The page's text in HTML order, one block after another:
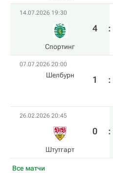
Все матчи
14.07.2026 19:30
Спортинг
4 :
07.07.2026 20:00
Шелбурн 1 :
26.02.2026 20:45
Штутгарт
0 :